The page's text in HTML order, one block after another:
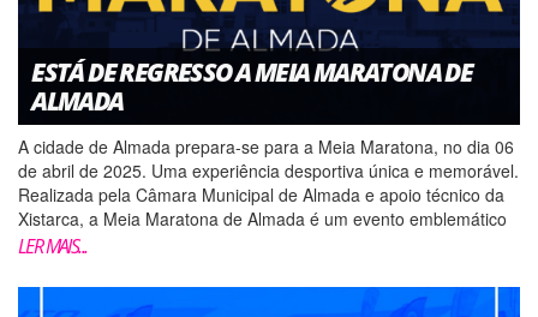
ESTÁ DE REGRESSO A MEIA MARATONA DE
ALMADA
A cidade de Almada prepara-se para a Meia Maratona, no dia 06
de abril de 2025. Uma experiência desportiva única e memorável.
Realizada pela Câmara Municipal de Almada e apoio técnico da
Xistarca, a Meia Maratona de Almada é um evento emblemático
no calendário desportivo local, que re�...
LER MAIS...